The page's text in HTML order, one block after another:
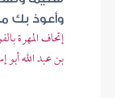
وأعوذ بك
إتحاف المهرة
بن عبد الله